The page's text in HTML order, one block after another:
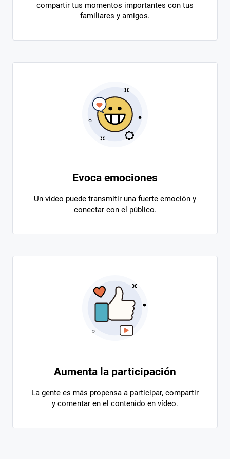
compartir tus momentos importantes con tus
familiares y amigos.
Evoca emociones
Un vídeo puede transmitir una fuerte emoción y
conectar con el público.
Aumenta la participación
La gente es más propensa a participar, compartir
y comentar en el contenido en vídeo.